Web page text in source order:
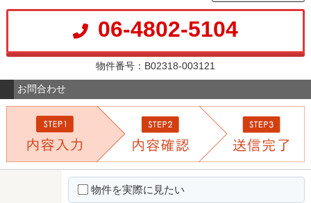
06-4802-5104
物件番号：B02318-003121
お問合わせ
物件を実際に見たい